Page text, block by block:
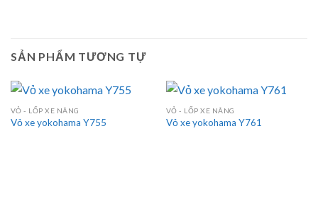
SẢN PHẨM TƯƠNG TỰ
VỎ - LỐP XE NÂNG
Vỏ xe yokohama Y755
VỎ - LỐP XE NÂNG
Vỏ xe yokohama Y761